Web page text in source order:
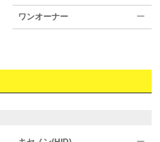
ワンオーナー ー